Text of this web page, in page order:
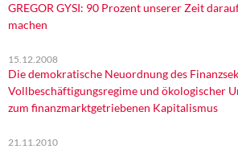
GREGOR GYSI: 90 Prozent unserer Zeit
machen
15.12.2008
Die demokratische Neuordnung des
Vollbeschäftigungsregime und ökologischer
zum finanzmarktgetriebenen Kapitalismus
21.11.2010